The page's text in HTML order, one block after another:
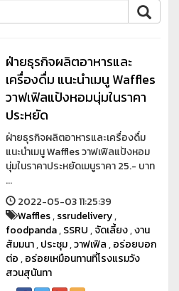
ฝ่ายธุรกิจผลิตอาหารและ
เครื่องดื่ม แนะนำเมนู Waffles
วาฟเฟิลแป้งหอมนุ่มในราคา
ประหยัด
ฝ่ายธุรกิจผลิตอาหารและเครื่องดื่ม
แนะนำเมนู Waffles วาฟเฟิลแป้งหอม
นุ่มในราคาประหยัดเมนูราคา 25.- บาท
...
2022-05-03 11:25:39
Waffles,ssrudelivery,
foodpanda,SSRU,จัดเลี้ยง,งาน
สัมมนา,ประชุม,วาฟเฟิล,อร่อยบอก
ต่อ,อร่อยเหมือนทานที่โรงแรมวัง
สวนสุนันทา